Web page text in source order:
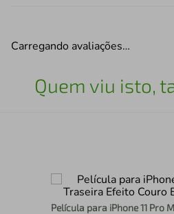
Carregando avaliações…
Quem viu isto,
Película para iPhone 11 Pro